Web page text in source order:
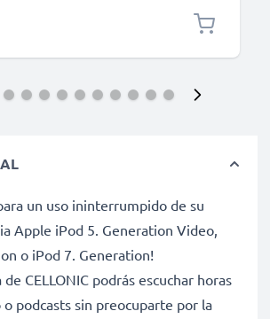
un uso ininterrumpido de su
Apple iPod 5. Generation Video,
o iPod 7. Generation!
CELLONIC podrás escuchar horas
podcasts sin preocuparte por la